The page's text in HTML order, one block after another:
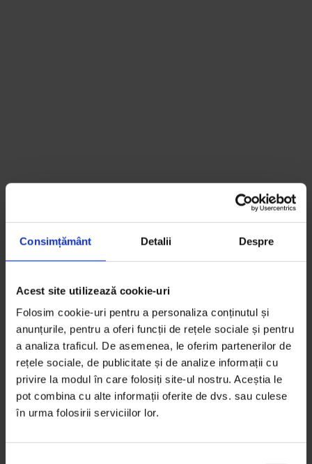
Consimțământ Detalii Despre
Acest site utilizează cookie-uri
Folosim cookie-uri pentru a personaliza conținutul și
anunțurile, pentru a oferi funcții de rețele sociale și pentru
a analiza traficul. De asemenea, le oferim partenerilor de
rețele sociale, de publicitate și de analize informații cu
privire la modul în care folosiți site-ul nostru. Aceștia le
pot combina cu alte informații oferite de dvs. sau culese
în urma folosirii serviciilor lor.
Fantomele
adopțiilor
internaționale
Zeci de mii de copii abandonați au